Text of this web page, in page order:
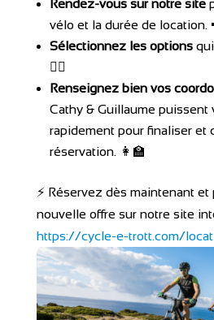
Rendez-vous sur notre site
vélo et la durée de location.
Sélectionnez les optionsqui
🕵️‍♀️
Renseignez bien vos
Cathy & Guillaume puissent
rapidement pour finaliser et
réservation. 👩‍🏫
⚡️ Réservez dès maintenant
nouvelle offre sur notre site
https://cycle-e-trott.com/